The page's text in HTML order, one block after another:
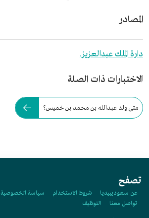
المصادر
دارة الملك عبدالعزيز.
الاختبارات ذات الصلة
متى ولد عبدالله بن محمد بن خميس؟
تصفح
عن سعوديبيديا شروط الاستخدام سياسة الخصوصية
تواصل معنا
التوظيف